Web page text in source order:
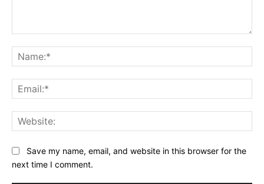
Save my name, email, and website in this browser for the
next time I comment.